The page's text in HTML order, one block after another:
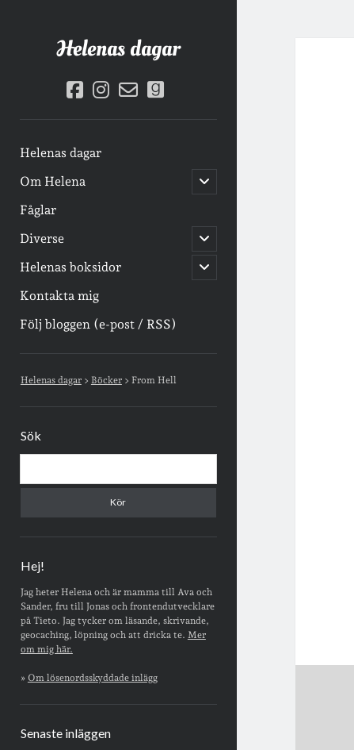
Helenas dagar
facebook
instagram
email-goodreads
Helenas dagar
Om Helena
öppna
undermeny
Fåglar
Diverse
öppna
undermeny
Helenas boksidor
öppna
undermeny
Kontakta mig
Följ bloggen (e-post / RSS)
Sidopanel
Helenas dagar> Böcker> From Hell
Sök
Hej!
Jag heter Helena och är mamma till Ava och
Sander, fru till Jonas och frontendutvecklare
på Tieto. Jag tycker om läsande, skrivande,
geocaching, löpning och att dricka te. Mer
om mig här.
» Om lösenordsskyddade inlägg
Senaste inläggen